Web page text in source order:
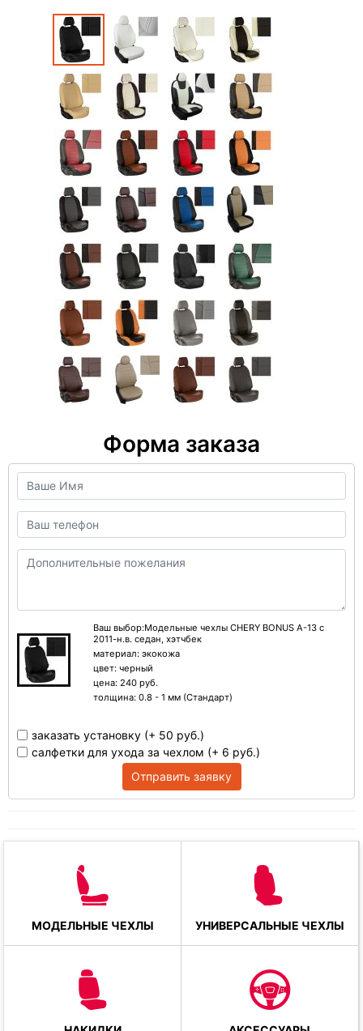
Форма заказа
Ваш выбор:Модельные чехлы CHERY BONUS A-13 с
2011-н.в. седан, хэтчбек
материал: экокожа
цвет: черный
цена: 240 руб.
толщина: 0.8 - 1 мм (Стандарт)
заказать установку (+ 50 руб.)
салфетки для ухода за чехлом (+ 6 руб.)
Отправить заявку
МОДЕЛЬНЫЕ ЧЕХЛЫ УНИВЕРСАЛЬНЫЕ ЧЕХЛЫ